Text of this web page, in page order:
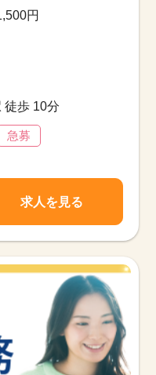
つくお仕事で
円
徒歩 10分
急募
求人を見る